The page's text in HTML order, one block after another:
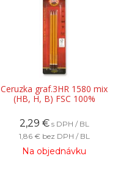
Ceruzka graf.3HR 1580 mix
(HB, H, B) FSC 100%
2,29 € s DPH / BL
1,86 € bez DPH / BL
Na objednávku